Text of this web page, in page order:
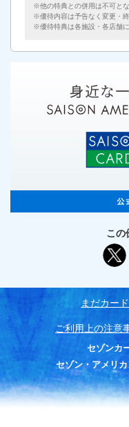
他の特典との併用は不可とな
優待内容は予告なく変更・
優待特典は各施設・各店舗
この
まだカー
ご利用上の注意
セゾンカ
セゾン・アメリ